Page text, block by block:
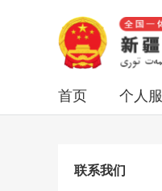
首页 个人
联系我们